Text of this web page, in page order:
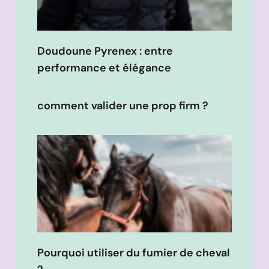
Doudoune Pyrenex : entre
performance et élégance
comment valider une prop firm ?
Pourquoi utiliser du fumier de cheval